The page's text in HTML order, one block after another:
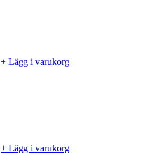
+ Lägg i varukorg
+ Lägg i varukorg